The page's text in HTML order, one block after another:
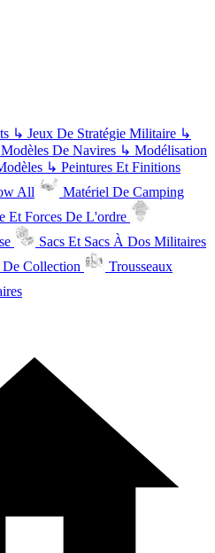
↳ Jeux De Stratégie Militaire ↳
Modèles De Navires ↳ Modélisation
↳ Peintures Et Finitions
All
Matériel De Camping
Et Forces De L'ordre
Sacs Et Sacs À Dos Militaires
Collection
Trousseaux